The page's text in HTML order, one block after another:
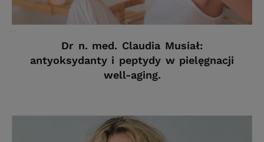
Dr n. med. Claudia Musiał:
antyoksydanty i peptydy w pielęgnacji
well-aging.